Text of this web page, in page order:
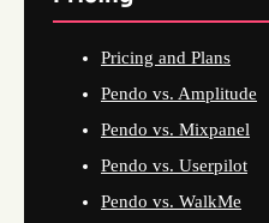
Pricing and Plans
Pendo vs. Amplitude
Pendo vs. Mixpanel
Pendo vs. Userpilot
Pendo vs. WalkMe